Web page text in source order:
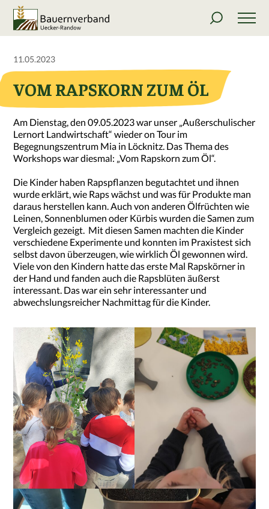
11.05.2023
VOM RAPSKORN ZUM ÖL
Am Dienstag, den 09.05.2023 war unser „Außerschulischer
Lernort Landwirtschaft“ wieder on Tour im
Begegnungszentrum Mia in Löcknitz. Das Thema des
Workshops war diesmal: „Vom Rapskorn zum Öl“.
Die Kinder haben Rapspflanzen begutachtet und ihnen
wurde erklärt, wie Raps wächst und was für Produkte man
daraus herstellen kann. Auch von anderen Ölfrüchten wie
Leinen, Sonnenblumen oder Kürbis wurden die Samen zum
Vergleich gezeigt. Mit diesen Samen machten die Kinder
verschiedene Experimente und konnten im Praxistest sich
selbst davon überzeugen, wie wirklich Öl gewonnen wird.
Viele von den Kindern hatte das erste Mal Rapskörner in
der Hand und fanden auch die Rapsblüten äußerst
interessant. Das war ein sehr interessanter und
abwechslungsreicher Nachmittag für die Kinder.